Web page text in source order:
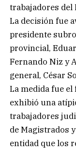
trabajadores del
La decisión fue
presidente
provincial,
Fernando Niz y
general, César
La medida fue
exhibió una
trabajadores
de Magistrados
entidad que los